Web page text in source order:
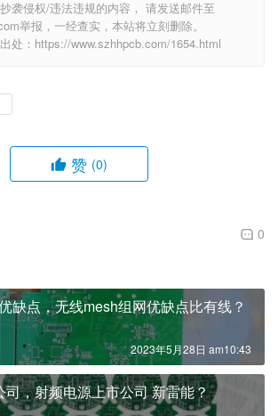
袭侵权/违法违规的内容， 请发送邮件至
举报，一经查实，本站将立刻删除。
处：https://www.szhhpcb.com/1654.html
赞 (0)
0
缺点，无线mesh组网优缺点比有线？
2023年5月28日 am10:43
司，射频电源上市公司 新雷能？